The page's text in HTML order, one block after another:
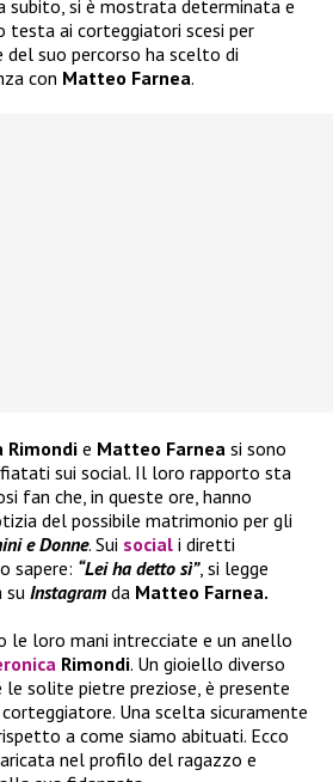
subito, si è mostrata determinata e
testa ai corteggiatori scesi per
suo percorso ha scelto di
con Matteo Farnea.
Rimondi e Matteo Farnea si sono
sui social. Il loro rapporto sta
fan che, in queste ore, hanno
del possibile matrimonio per gli
e Donne. Sui social i diretti
sapere: “Lei ha detto sì”, si legge
su Instagram da Matteo Farnea.
le loro mani intrecciate e un anello
Rimondi. Un gioiello diverso
le solite pietre preziose, è presente
corteggiatore. Una scelta sicuramente
a come siamo abituati. Ecco
nel profilo del ragazzo e